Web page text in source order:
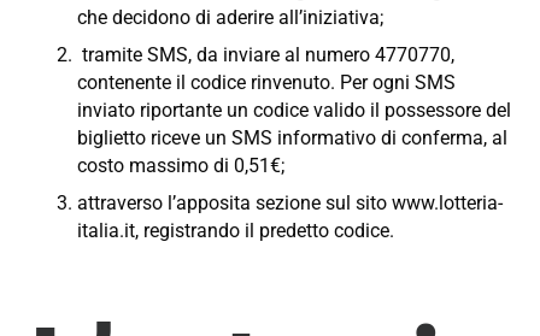
che decidono di aderire all’iniziativa;
tramite SMS, da inviare al numero 4770770,
contenente il codice rinvenuto. Per ogni SMS
inviato riportante un codice valido il possessore del
biglietto riceve un SMS informativo di conferma, al
costo massimo di 0,51€;
attraverso l’apposita sezione sul sito www.lotteria-
italia.it, registrando il predetto codice.